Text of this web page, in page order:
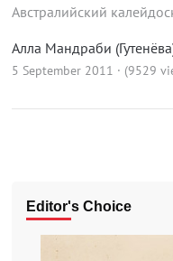
Австралийский
Алла Мандраби
5 September 2011 · (9529
Editor's Choice